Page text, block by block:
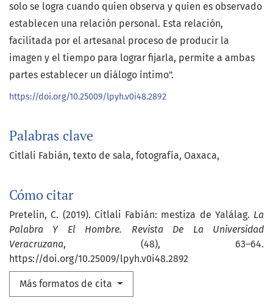
Palabras clave
Citlali Fabián texto de sala fotografía Oaxaca
Cómo citar
Pretelin, C. (2019). Citlali Fabián: mestiza de Yalálag. La
Palabra Y El Hombre. Revista De La Universidad
Veracruzana, (48), 63–64.
https://doi.org/10.25009/lpyh.v0i48.2892
Más formatos de cita
solo se logra cuando quien observa y quien es observado
establecen una relación personal. Esta relación,
facilitada por el artesanal proceso de producir la
imagen y el tiempo para lograr fijarla, permite a ambas
partes establecer un diálogo íntimo".
https://doi.org/10.25009/lpyh.v0i48.2892